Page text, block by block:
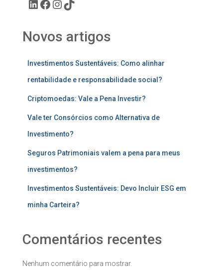
Novos artigos
Investimentos Sustentáveis: Como alinhar
rentabilidade e responsabilidade social?
Criptomoedas: Vale a Pena Investir?
Vale ter Consórcios como Alternativa de
Investimento?
Seguros Patrimoniais valem a pena para meus
investimentos?
Investimentos Sustentáveis: Devo Incluir ESG em
minha Carteira?
Comentários recentes
Nenhum comentário para mostrar.